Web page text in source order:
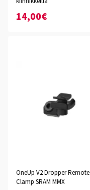
14,00€
OneUp V2 Dropper Remote
Clamp SRAM MMX